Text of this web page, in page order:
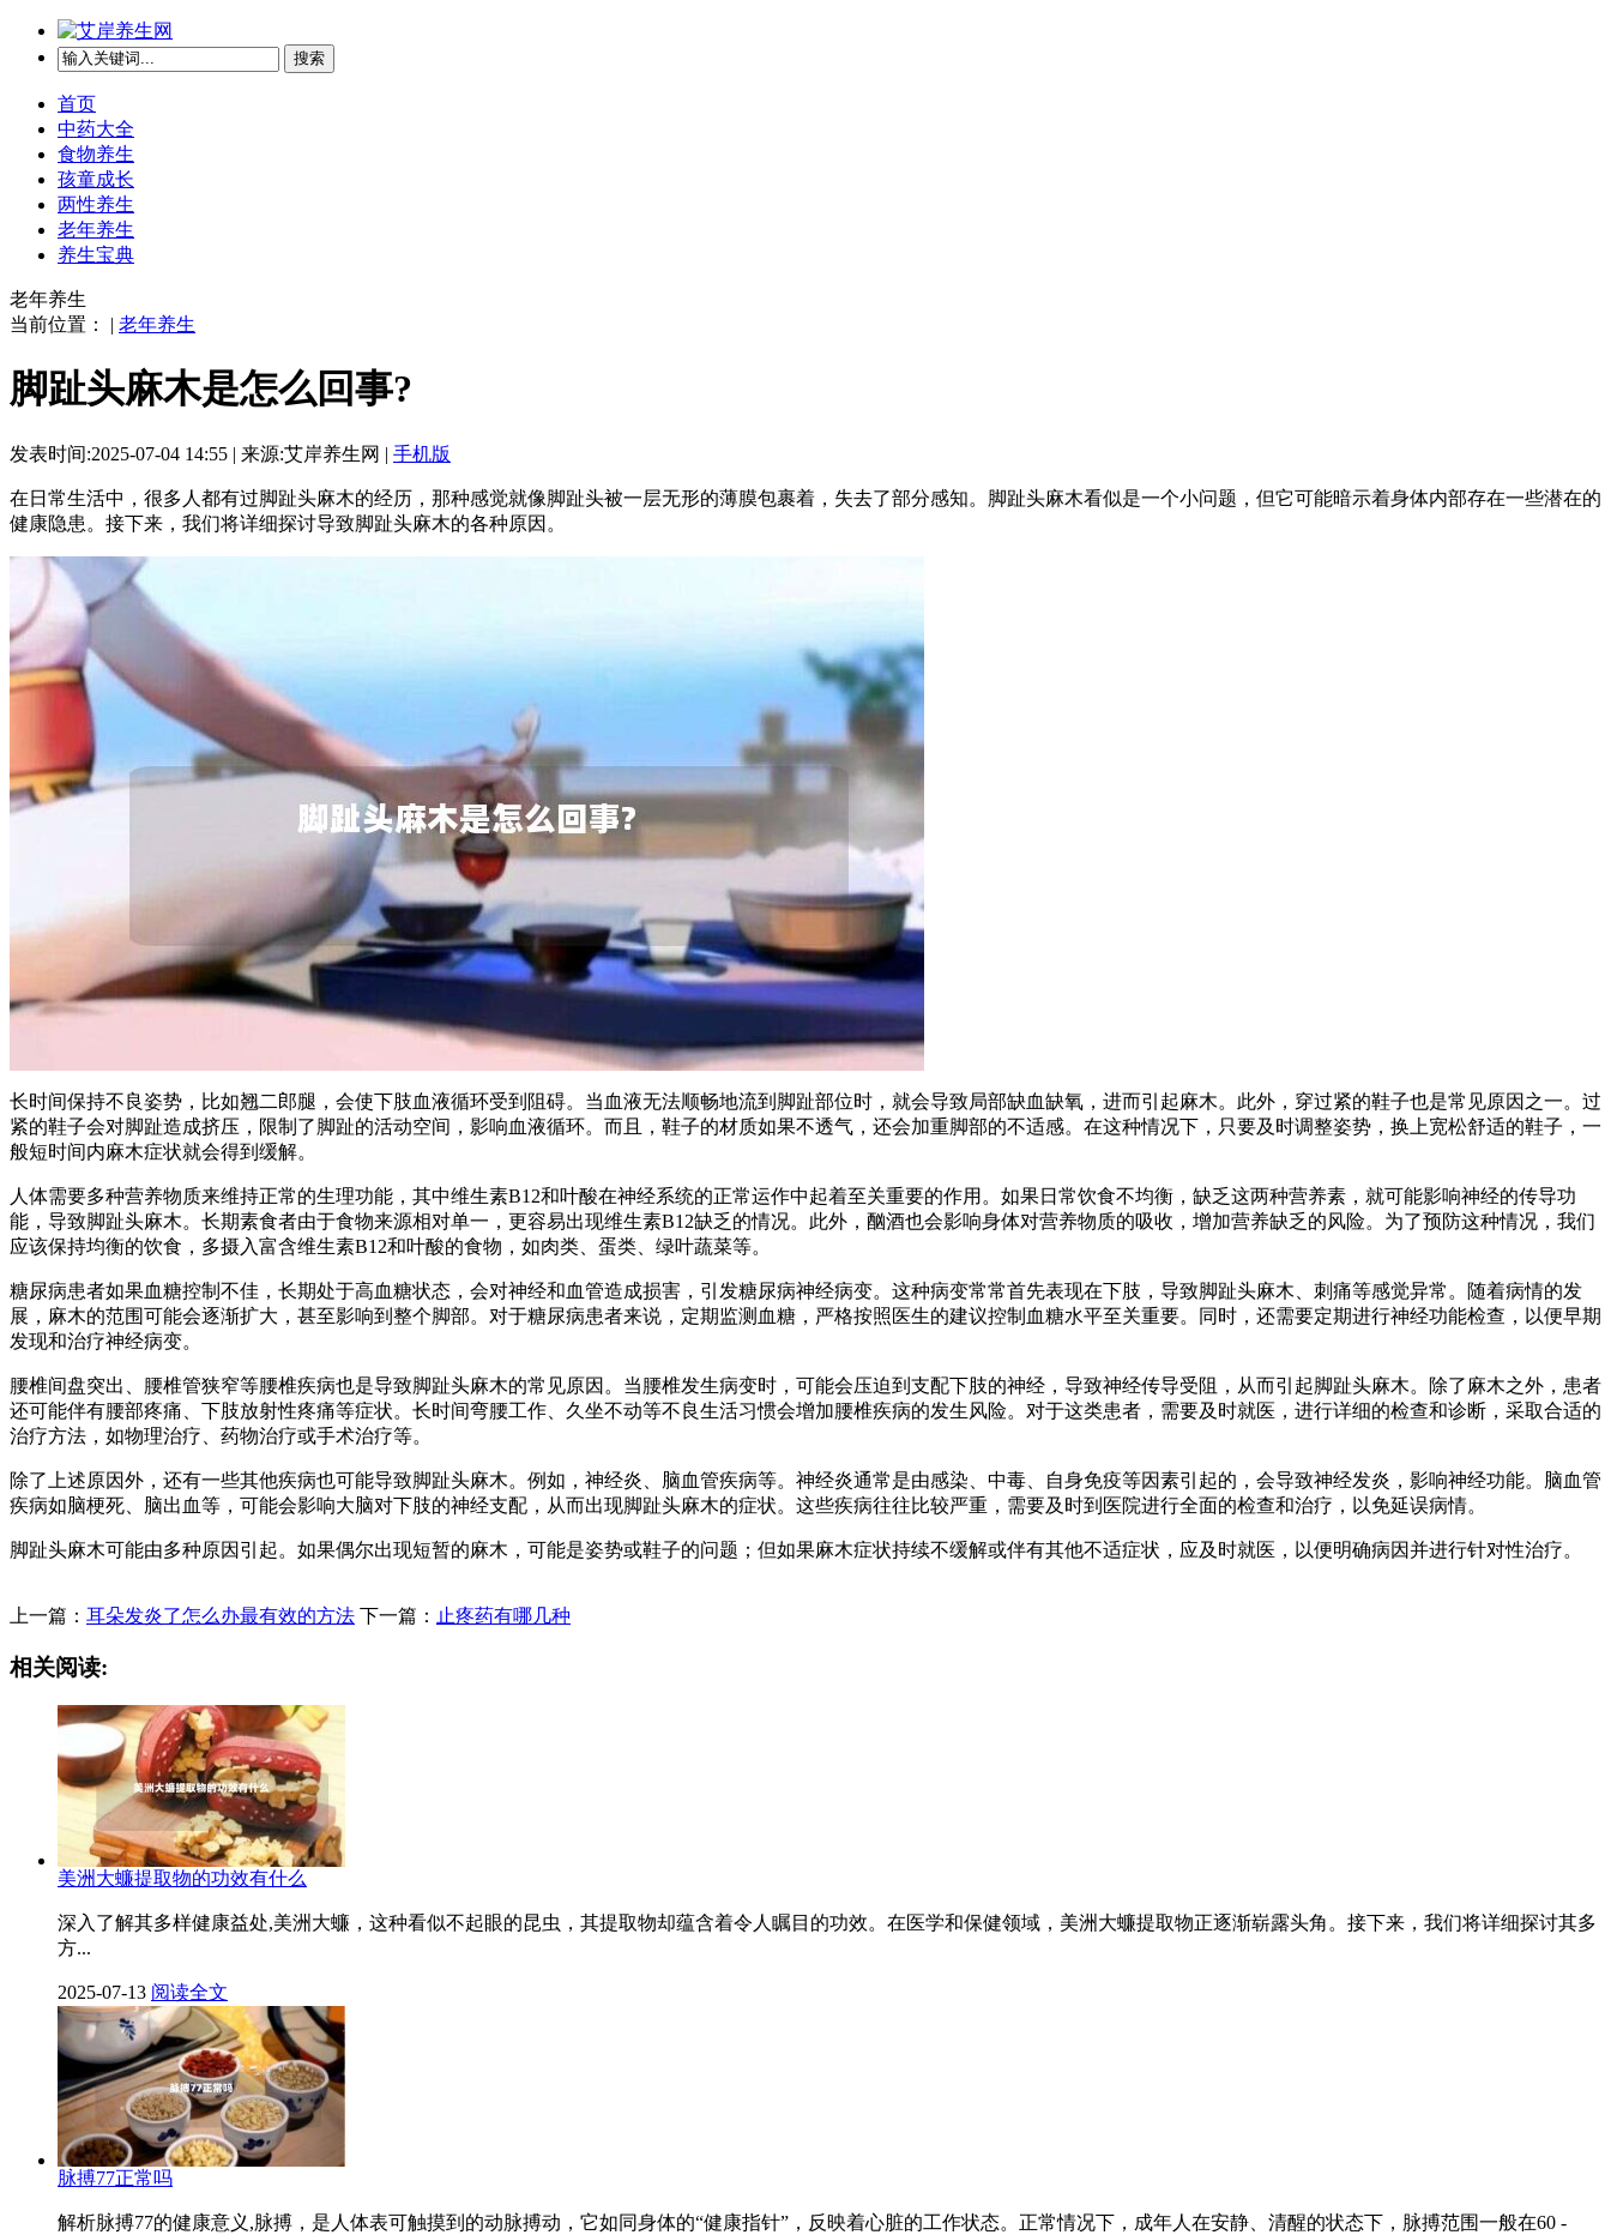
搜索
首页
中药大全
食物养生
孩童成长
两性养生
老年养生
养生宝典
老年养生
当前位置： | 老年养生
脚趾头麻木是怎么回事?
发表时间:2025-07-04 14:55 | 来源:艾岸养生网 | 手机版
在日常生活中，很多人都有过脚趾头麻木的经历，那种感觉就像脚趾头被一层无形的薄膜包裹着，失去了部分感知。脚趾头麻木看似是一个小问题，但它可能暗示着身体内部存在一些潜在的
健康隐患。接下来，我们将详细探讨导致脚趾头麻木的各种原因。
长时间保持不良姿势，比如翘二郎腿，会使下肢血液循环受到阻碍。当血液无法顺畅地流到脚趾部位时，就会导致局部缺血缺氧，进而引起麻木。此外，穿过紧的鞋子也是常见原因之一。过
紧的鞋子会对脚趾造成挤压，限制了脚趾的活动空间，影响血液循环。而且，鞋子的材质如果不透气，还会加重脚部的不适感。在这种情况下，只要及时调整姿势，换上宽松舒适的鞋子，一
般短时间内麻木症状就会得到缓解。
人体需要多种营养物质来维持正常的生理功能，其中维生素B12和叶酸在神经系统的正常运作中起着至关重要的作用。如果日常饮食不均衡，缺乏这两种营养素，就可能影响神经的传导功
能，导致脚趾头麻木。长期素食者由于食物来源相对单一，更容易出现维生素B12缺乏的情况。此外，酗酒也会影响身体对营养物质的吸收，增加营养缺乏的风险。为了预防这种情况，我们
应该保持均衡的饮食，多摄入富含维生素B12和叶酸的食物，如肉类、蛋类、绿叶蔬菜等。
糖尿病患者如果血糖控制不佳，长期处于高血糖状态，会对神经和血管造成损害，引发糖尿病神经病变。这种病变常常首先表现在下肢，导致脚趾头麻木、刺痛等感觉异常。随着病情的发
展，麻木的范围可能会逐渐扩大，甚至影响到整个脚部。对于糖尿病患者来说，定期监测血糖，严格按照医生的建议控制血糖水平至关重要。同时，还需要定期进行神经功能检查，以便早期
发现和治疗神经病变。
腰椎间盘突出、腰椎管狭窄等腰椎疾病也是导致脚趾头麻木的常见原因。当腰椎发生病变时，可能会压迫到支配下肢的神经，导致神经传导受阻，从而引起脚趾头麻木。除了麻木之外，患者
还可能伴有腰部疼痛、下肢放射性疼痛等症状。长时间弯腰工作、久坐不动等不良生活习惯会增加腰椎疾病的发生风险。对于这类患者，需要及时就医，进行详细的检查和诊断，采取合适的
治疗方法，如物理治疗、药物治疗或手术治疗等。
除了上述原因外，还有一些其他疾病也可能导致脚趾头麻木。例如，神经炎、脑血管疾病等。神经炎通常是由感染、中毒、自身免疫等因素引起的，会导致神经发炎，影响神经功能。脑血管
疾病如脑梗死、脑出血等，可能会影响大脑对下肢的神经支配，从而出现脚趾头麻木的症状。这些疾病往往比较严重，需要及时到医院进行全面的检查和治疗，以免延误病情。
脚趾头麻木可能由多种原因引起。如果偶尔出现短暂的麻木，可能是姿势或鞋子的问题；但如果麻木症状持续不缓解或伴有其他不适症状，应及时就医，以便明确病因并进行针对性治疗。
上一篇： 耳朵发炎了怎么办最有效的方法 下一篇： 止疼药有哪几种
相关阅读:
美洲大蠊提取物的功效有什么
深入了解其多样健康益处,美洲大蠊，这种看似不起眼的昆虫，其提取物却蕴含着令人瞩目的功效。在医学和保健领域，美洲大蠊提取物正逐渐崭露头角。接下来，我们将详细探讨其多
方...
2025-07-13 阅读全文
脉搏77正常吗
解析脉搏77的健康意义,脉搏，是人体表可触摸到的动脉搏动，它如同身体的“健康指针”，反映着心脏的工作状态。正常情况下，成年人在安静、清醒的状态下，脉搏范围一般在60 -